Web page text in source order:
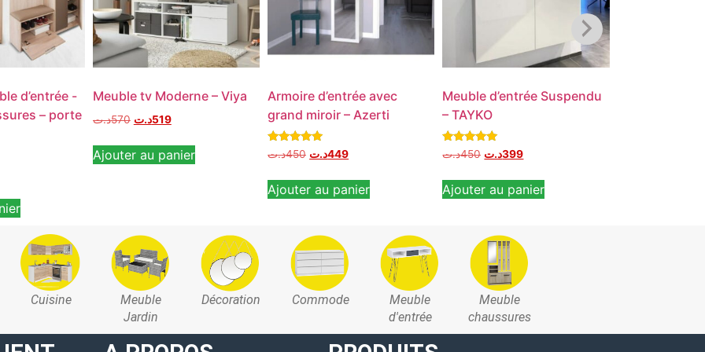
d’entrée -
– porte
Meuble tv Moderne – Viya
570د.ت 519د.ت
Ajouter au panier
Armoire d’entrée avec
grand miroir – Azerti
Note
5.00
450د.ت 449د.ت
Ajouter au panier
Meuble d’entrée Suspendu
– TAYKO
Note
5.00
450د.ت 399د.ت
Ajouter au panier
Cuisine
Meuble
Jardin
Décoration Commode
Meuble
d'entrée
Meuble
chaussures